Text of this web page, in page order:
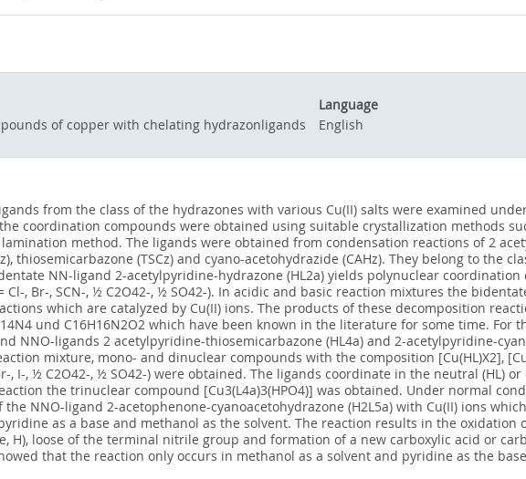
Language
of copper with chelating hydrazonligands
English
from the class of the hydrazones with various Cu(II) salts were examined
coordination compounds were obtained using suitable crystallization methods
method. The ligands were obtained from condensation reactions of 2
thiosemicarbazone (TSCz) and cyano-acetohydrazide (CAHz). They belong to the
NN-ligand 2-acetylpyridine-hydrazone (HL2a) yields polynuclear
Cl-, Br-, SCN-, ½ C2O42-, ½ SO42-). In acidic and basic reaction mixtures the
which are catalyzed by Cu(II) ions. The products of these decomposition
und C16H16N2O2 which have been known in the literature for some time. For
NNO-ligands 2 acetylpyridine-thiosemicarbazone (HL4a) and 2-acetylpyridine-
mixture, mono- and dinuclear compounds with the composition [Cu(HL)X2],
, I-, ½ C2O42-, ½ SO42-) were obtained. The ligands coordinate in the neutral (HL)
the trinuclear compound [Cu3(L4a)3(HPO4)] was obtained. Under normal
NNO-ligand 2-acetophenone-cyanoacetohydrazone (H2L5a) with Cu(II) ions
as a base and methanol as the solvent. The reaction results in the oxidation
H), loose of the terminal nitrile group and formation of a new carboxylic acid or
that the reaction only occurs in methanol as a solvent and pyridine as the